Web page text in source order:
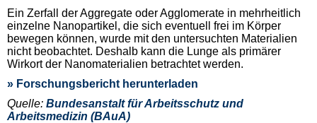
Ein Zerfall der Aggregate oder Agglomerate in mehrheitlich
einzelne Nanopartikel, die sich eventuell frei im Körper
bewegen können, wurde mit den untersuchten Materialien
nicht beobachtet. Deshalb kann die Lunge als primärer
Wirkort der Nanomaterialien betrachtet werden.
» Forschungsbericht herunterladen
Quelle: Bundesanstalt für Arbeitsschutz und
Arbeitsmedizin (BAuA)